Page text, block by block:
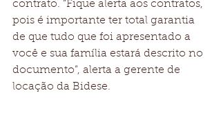
contrato. “Fique alerta aos contratos,
pois é importante ter total garantia
de que tudo que foi apresentado a
você e sua família estará descrito no
documento”, alerta a gerente de
locação da Bidese.